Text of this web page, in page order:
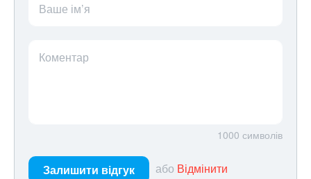
Ваше ім’я
Коментар
1000 символів
Залишити відгук або Відмінити